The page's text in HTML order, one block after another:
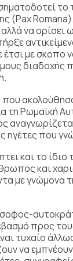
το
(Pax
να ορίσει
με σκοπο
διαδοχής
που
τη Ρωμαϊκή
ηγέτες που
και το ίδιο
και
με γνώμονα
προς
τυχαίο
να